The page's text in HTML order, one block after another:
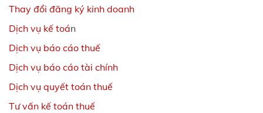
Thay đổi đăng ký kinh doanh
Dịch vụ kế toán
Dịch vụ báo cáo thuế
Dịch vụ báo cáo tài chính
Dịch vụ quyết toán thuế
Tư vấn kế toán thuế